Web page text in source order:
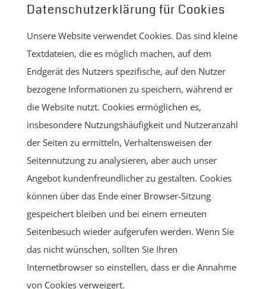
Datenschutzerklärung für Cookies
Unsere Website verwendet Cookies. Das sind kleine
Textdateien, die es möglich machen, auf dem
Endgerät des Nutzers spezifische, auf den Nutzer
bezogene Informationen zu speichern, während er
die Website nutzt. Cookies ermöglichen es,
insbesondere Nutzungshäufigkeit und Nutzeranzahl
der Seiten zu ermitteln, Verhaltensweisen der
Seitennutzung zu analysieren, aber auch unser
Angebot kundenfreundlicher zu gestalten. Cookies
können über das Ende einer Browser-Sitzung
gespeichert bleiben und bei einem erneuten
Seitenbesuch wieder aufgerufen werden. Wenn Sie
das nicht wünschen, sollten Sie Ihren
Internetbrowser so einstellen, dass er die Annahme
von Cookies verweigert.